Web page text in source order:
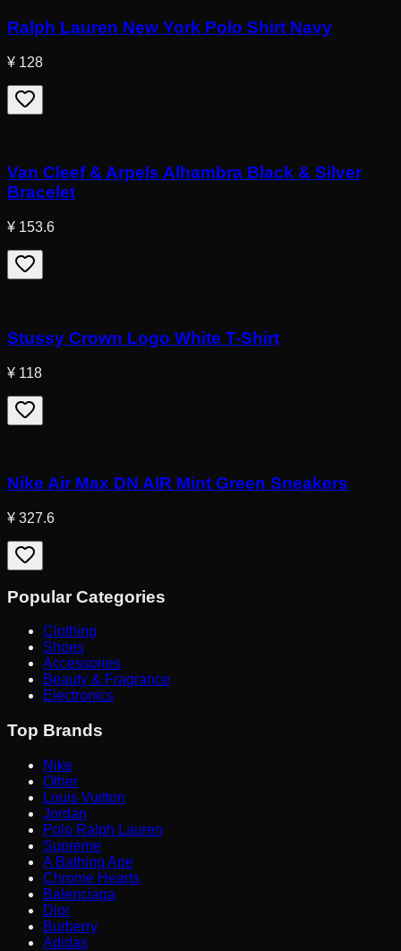
Ralph Lauren New York Polo Shirt Navy
¥ 128
Van Cleef & Arpels Alhambra Black & Silver
Bracelet
¥ 153.6
Stussy Crown Logo White T-Shirt
¥ 118
Nike Air Max DN AIR Mint Green Sneakers
¥ 327.6
Popular Categories
Clothing
Shoes
Accessories
Beauty & Fragrance
Electronics
Top Brands
Nike
Other
Louis Vuitton
Jordan
Polo Ralph Lauren
Supreme
A Bathing Ape
Chrome Hearts
Balenciaga
Dior
Burberry
Adidas